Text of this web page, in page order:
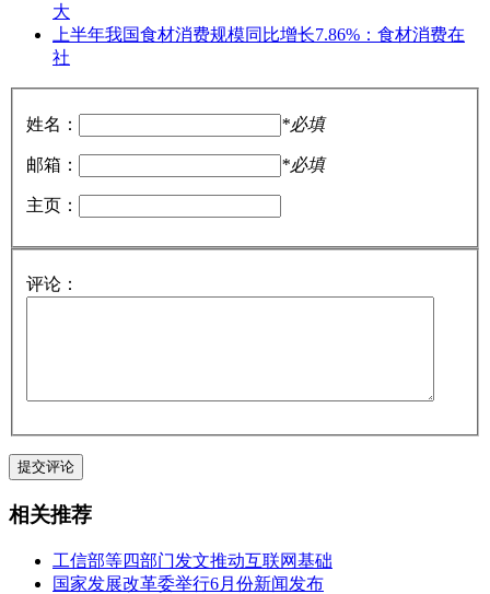
大
上半年我国食材消费规模同比增长7.86%：食材消费在
社
姓名： *必填
邮箱： *必填
主页：
评论：
相关推荐
工信部等四部门发文推动互联网基础
国家发展改革委举行6月份新闻发布